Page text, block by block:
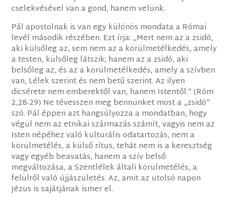
cselekvésével van a gond, hanem velünk.
Pál apostolnak is van egy különös mondata a Római
levél második részében. Ezt írja: „Mert nem az a zsidó,
aki külsőleg az, sem nem az a körülmetélkedés, amely
a testen, külsőleg látszik; hanem az a zsidó, aki
belsőleg az, és az a körülmetélkedés, amely a szívben
van, Lélek szerint és nem betű szerint. Az ilyen
dicsérete nem emberektől van, hanem Istentől.” (Róm
2,28-29) Ne tévesszen meg bennünket most a „zsidó”
szó. Pál éppen azt hangsúlyozza a mondatban, hogy
végül nem az etnikai származás számít, vagyis nem az
Isten népéhez való kulturális odatartozás, nem a
körülmetélés, a külső rítus, tehát nem is a keresztség
vagy egyéb beavatás, hanem a szív belső
megváltozása, a Szentlélek általi körülmetélés, a
felülről való újjászületés. Az, amit az utolsó napon
Jézus is sajátjának ismer el.